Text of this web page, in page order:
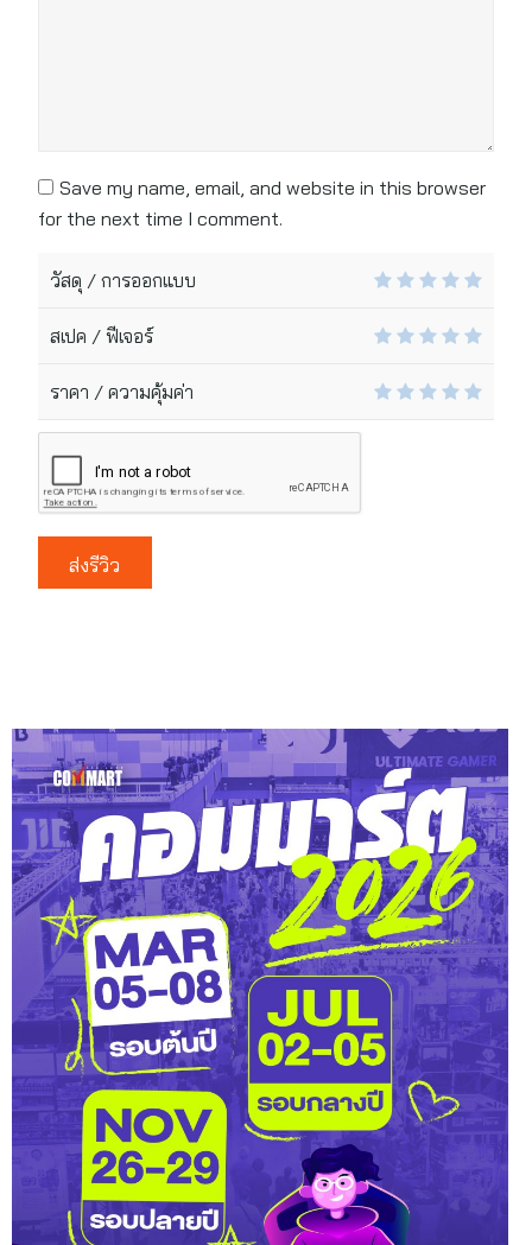
Save my name, email, and website in this browser
for the next time I comment.
วัสดุ / การออกแบบ
สเปค / ฟีเจอร์
ราคา / ความคุ้มค่า